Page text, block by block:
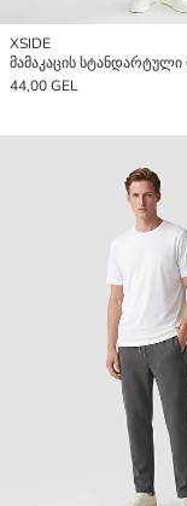
XSIDE
44,00 GEL